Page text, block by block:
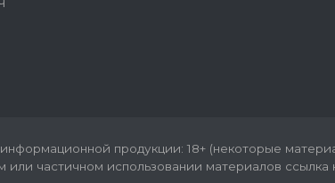
продукции: 18+ (некоторые
или частичном использовании материалов ссылка